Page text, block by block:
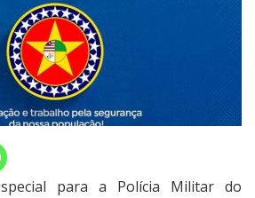
para a Polícia Militar do